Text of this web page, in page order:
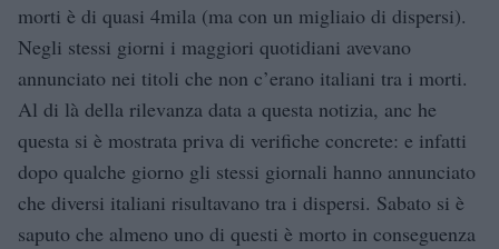
morti è di quasi 4mila (ma con un migliaio di dispersi).
Negli stessi giorni i maggiori quotidiani avevano
annunciato nei titoli che non c’erano italiani tra i morti.
Al di là della rilevanza data a questa notizia, anc he
questa si è mostrata priva di verifiche concrete: e infatti
dopo qualche giorno gli stessi giornali hanno annunciato
che diversi italiani risultavano tra i dispersi. Sabato si è
saputo che almeno uno di questi è morto in conseguenza